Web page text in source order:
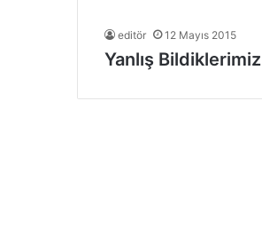
editör 12 Mayıs 2015
Yanlış Bildiklerimiz